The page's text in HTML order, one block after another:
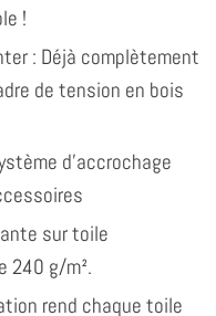
!
: Déjà complètement
de tension en bois
d'accrochage
sur toile
240 g/m².
rend chaque toile